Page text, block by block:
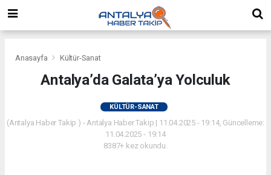
Anasayfa Kültür-Sanat
Antalya’da Galata’ya Yolculuk
KÜLTÜR-SANAT
(Antalya Haber Takip ) - Antalya Haber Takip | 11.04.2025 - 19:14, Güncelleme:
11.04.2025 - 19:14
8387+ kez okundu.